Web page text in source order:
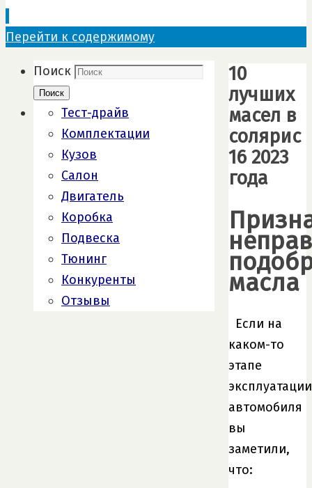
Перейти к содержимому
10
лучших
масел в
солярис
16 2023
года
масла
Если на
каком-то
этапе
эксплуатации
автомобиля
вы
заметили,
что:
Поиск
Поиск
Тест-драйв
Комплектации
Кузов
Салон
Двигатель
Коробка
Подвеска
Тюнинг
Конкуренты
Отзывы